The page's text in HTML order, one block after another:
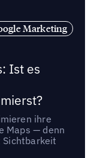
Marketing
Ist es
ihre
Maps — denn